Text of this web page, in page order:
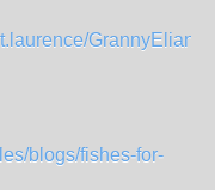
blogs/fishes-for-